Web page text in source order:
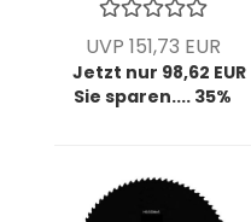
250x2,0x32 mm,
z160, BW T5, VPE = 1
Stück
UVP 151,73 EUR
Jetzt nur 98,62 EUR
Sie sparen.... 35%